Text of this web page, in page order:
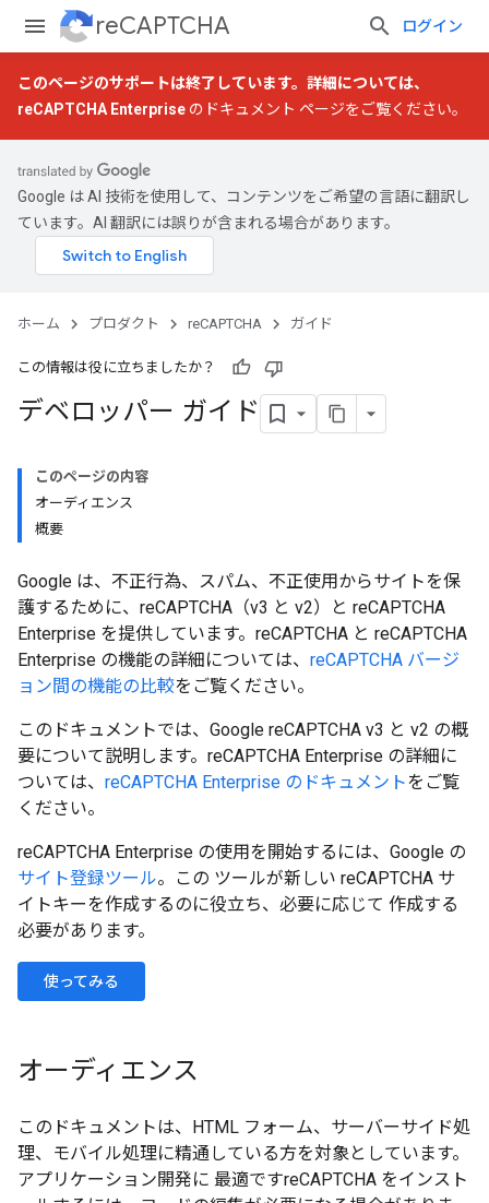
reCAPTCHA ログイン
このページのサポートは終了しています。詳細については、
reCAPTCHA Enterprise のドキュメント ページをご覧ください。
Google は AI 技術を使用して、コンテンツをご希望の言語に翻訳し
ています。AI 翻訳には誤りが含まれる場合があります。
ホーム プロダクト reCAPTCHA ガイド
この情報は役に立ちましたか？
デベロッパー ガイド
このページの内容
オーディエンス
概要
Google は、不正行為、スパム、不正使用からサイトを保
護するために、reCAPTCHA（v3 と v2）と reCAPTCHA
Enterprise を提供しています。reCAPTCHA と reCAPTCHA
Enterprise の機能の詳細については、 reCAPTCHA バージ
ョン間の機能の比較をご覧ください。
このドキュメントでは、Google reCAPTCHA v3 と v2 の概
要について説明します。reCAPTCHA Enterprise の詳細に
ついては、 reCAPTCHA Enterprise のドキュメントをご覧
ください。
reCAPTCHA Enterprise の使用を開始するには、Google の
サイト登録ツール。この ツールが新しい reCAPTCHA サ
イトキーを作成するのに役立ち、必要に応じて 作成する
必要があります。
使ってみる
オーディエンス
このドキュメントは、HTML フォーム、サーバーサイド処
理、モバイル処理に精通している方を対象としています。
アプリケーション開発に 最適ですreCAPTCHA をインスト